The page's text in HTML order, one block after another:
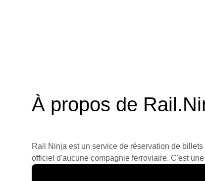
À propos de
Rail Ninja est un service de réservation de
officiel d'aucune compagnie ferroviaire. C'est